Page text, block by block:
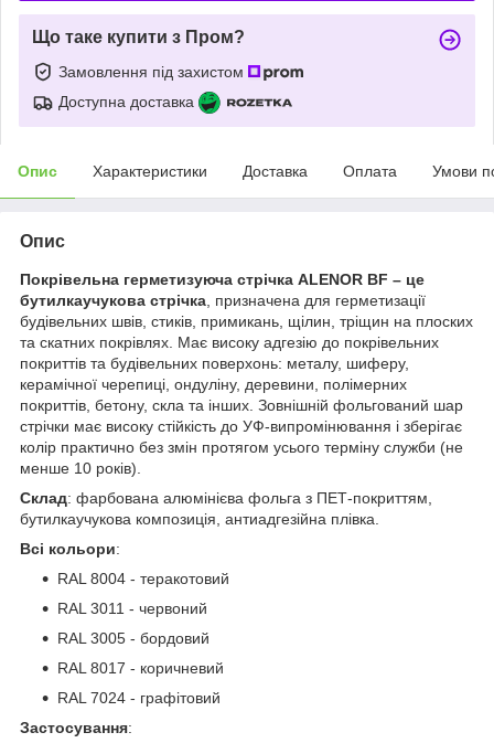
Що таке купити з Пром?
Замовлення під захистом
Доступна доставка
Опис Характеристики Доставка Оплата Умови
Опис
Покрівельна герметизуюча стрічка ALENOR BF – це
бутилкаучукова стрічка , призначена для герметизації
будівельних швів, стиків, примикань, щілин, тріщин на плоских
та скатних покрівлях. Має високу адгезію до покрівельних
покриттів та будівельних поверхонь: металу, шиферу,
керамічної черепиці, ондуліну, деревини, полімерних
покриттів, бетону, скла та інших. Зовнішній фольгований шар
стрічки має високу стійкість до УФ-випромінювання і зберігає
колір практично без змін протягом усього терміну служби (не
менше 10 років).
Склад: фарбована алюмінієва фольга з ПЕТ-покриттям,
бутилкаучукова композиція, антиадгезійна плівка.
Всі кольори:
RAL 8004 - теракотовий
RAL 3011 - червоний
RAL 3005 - бордовий
RAL 8017 - коричневий
RAL 7024 - графітовий
Застосування: